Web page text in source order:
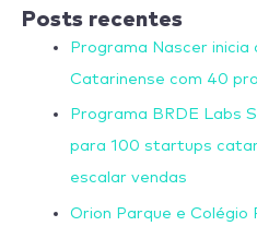
Posts recentes
Programa Nascer inicia
Catarinense com 40
Programa BRDE Labs
para 100 startups
escalar vendas
Orion Parque e Colégio